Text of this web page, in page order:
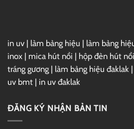
in uv | làm bảng hiệu | làm bảng
inox | mica hút nổi | hộp đèn hút nổi
tráng gương | làm bảng hiệu đaklak |
uv bmt | in uv đaklak
ĐĂNG KÝ NHẬN BẢN TIN